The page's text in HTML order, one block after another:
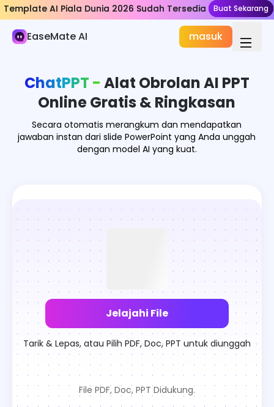
Template AI Piala Dunia 2026 Sudah Tersedia Buat Sekarang
Template AI Piala Dunia 2026 Sudah Tersedia Buat Sekarang
EaseMate AI masuk
AI Dokumen
Dokumen Obrolan
Pengecek Resume
AI Penggali Dokumen
Pemindai Resi & Faktur AI
ChatPPT - Alat Obrolan AI PPT
Online Gratis & Ringkasan
Secara otomatis merangkum dan mendapatkan
jawaban instan dari slide PowerPoint yang Anda unggah
dengan model AI yang kuat.
Jelajahi File
Tarik & Lepas, atau Pilih PDF, Doc, PPT untuk diunggah
File PDF, Doc, PPT Didukung.